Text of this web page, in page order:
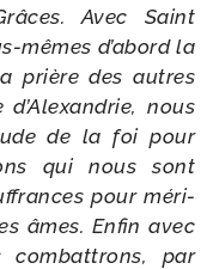
Avec Saint
​mêmes d’abord la
prière des autres
nous
de la foi pour
qui nous sont
pour méri­
âmes. Enfin avec
com­bat­trons, par